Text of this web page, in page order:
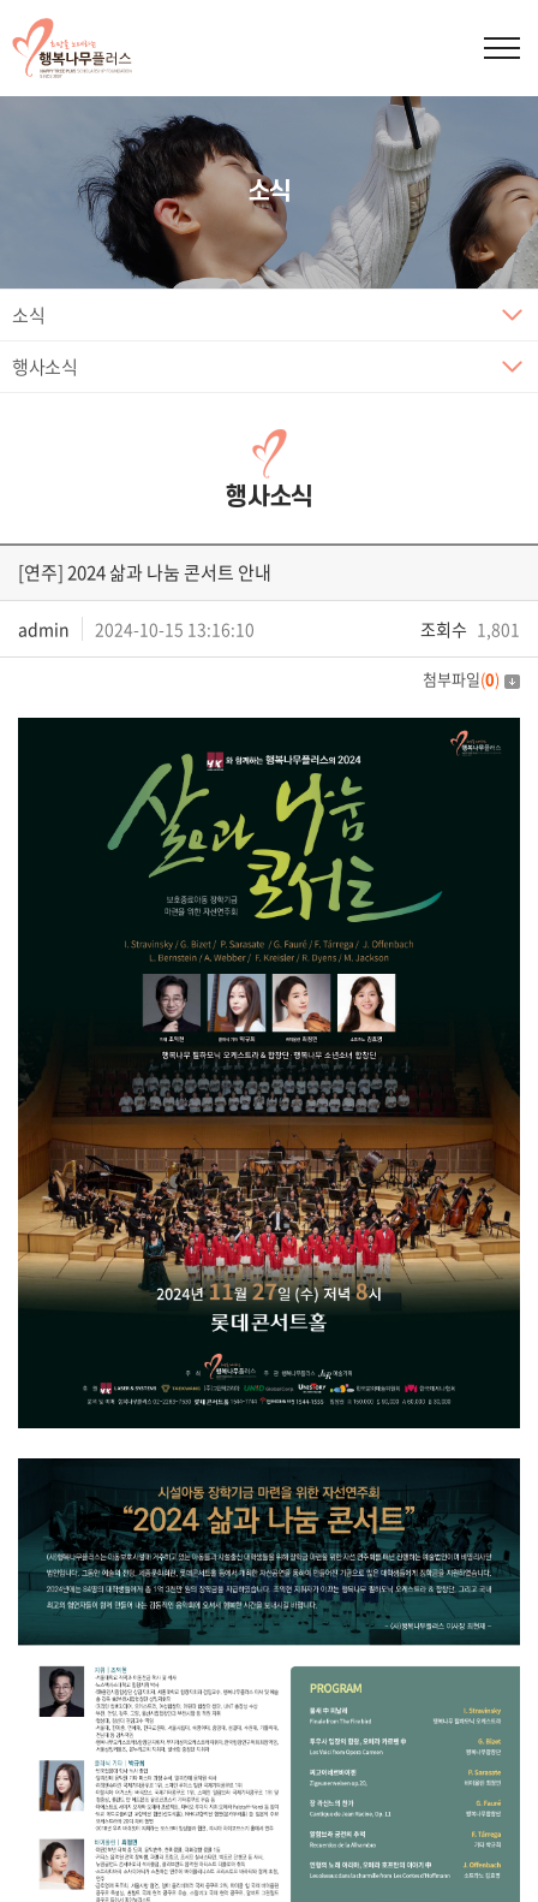
소식
소식
행사소식
행사소식
[연주] 2024 삶과 나눔 콘서트 안내
admin 2024-10-15 13:16:10 조회수 1,801
첨부파일(0)